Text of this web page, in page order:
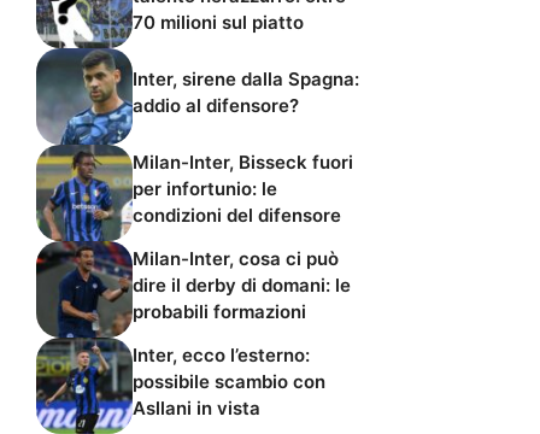
70 milioni sul piatto
Inter, sirene dalla Spagna:
addio al difensore?
Milan-Inter, Bisseck fuori
per infortunio: le
condizioni del difensore
Milan-Inter, cosa ci può
dire il derby di domani: le
probabili formazioni
Inter, ecco l’esterno:
possibile scambio con
Asllani in vista